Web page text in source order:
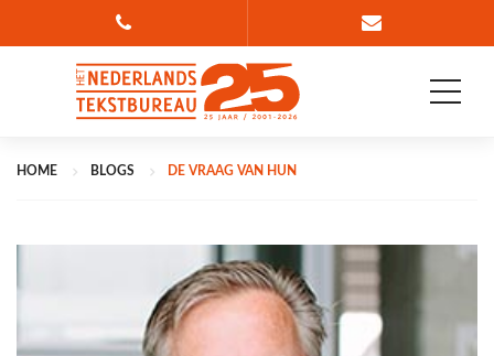
Bel 088 835 78 36 Ga naar
HOME BLOGS DE VRAAG VAN HUN